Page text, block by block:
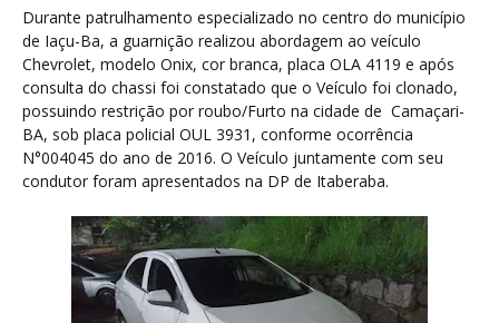
Durante patrulhamento especializado no centro do município
de Iaçu-Ba, a guarnição realizou abordagem ao veículo
Chevrolet, modelo Onix, cor branca, placa OLA 4119 e após
consulta do chassi foi constatado que o Veículo foi clonado,
possuindo restrição por roubo/Furto na cidade de Camaçari-
BA, sob placa policial OUL 3931, conforme ocorrência
N°004045 do ano de 2016. O Veículo juntamente com seu
condutor foram apresentados na DP de Itaberaba.